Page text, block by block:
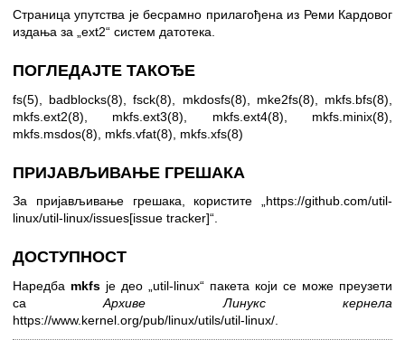
Страница упутства је бесрамно прилагођена из Реми Кардовог
издања за „ext2“ систем датотека.
ПОГЛЕДАЈТЕ ТАКОЂЕ
fs(5) badblocks(8) ,fsck(8) mkdosfs(8) mke2fs(8) mkfs.bfs(8)
mkfs.ext2(8)
mkfs.ext3(8) mkfs.ext4(8) mkfs.minix(8)
mkfs.msdos(8)
mkfs.vfat(8) mkfs.xfs(8)
ПРИЈАВЉИВАЊЕ ГРЕШАКА
За пријављивање грешака, користите „ https://github.com/util-
linux/util-linux/issues[issue tracker]“.
ДОСТУПНОСТ
Наредба mkfs је део „util-linux“ пакета који се може преузети
саАрхиве Линукс кернела
https://www.kernel.org/pub/linux/utils/util-linux/